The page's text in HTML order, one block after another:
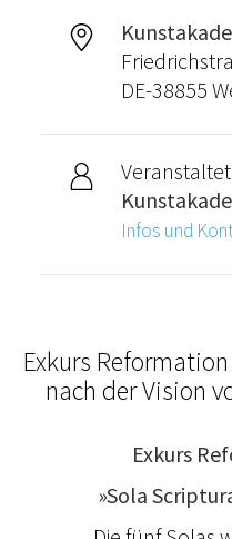
DE-38855
Infos und
Exkurs
nach der Vision
Exkurs
»Sola